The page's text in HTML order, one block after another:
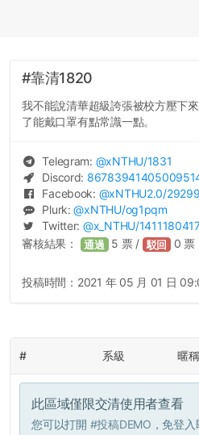
#靠清1820
我不能說清華超級誇張被校方壓下
了能戴口罩有點常識一點。
Telegram: @xNTHU/1831
Discord:
Facebook: @xNTHU2.0/
Plurk:@xNTHU/og1pqm
Twitter: @x_NTHU/
審核結果： 通過 5 票 / 駁回 0 票
投稿時間： 2021 年 05 月 01 日
# 系級 暱稱
此區域僅限交清使用者查看
您可以打開 #投稿DEMO ，免登